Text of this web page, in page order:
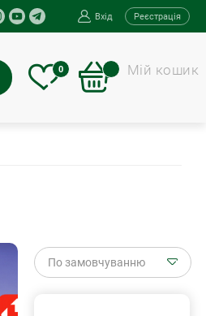
Вхід Реєстрація
0 Мій кошик
По замовчуванню